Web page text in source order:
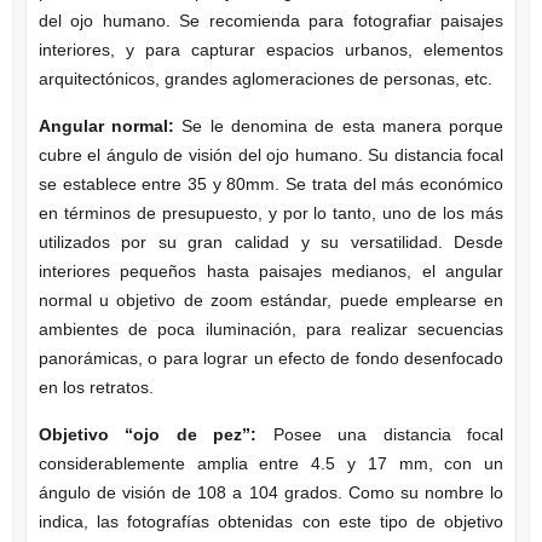
del ojo humano. Se recomienda para fotografiar paisajes
interiores, y para capturar espacios urbanos, elementos
arquitectónicos, grandes aglomeraciones de personas, etc.
Angular normal:Se le denomina de esta manera porque
cubre el ángulo de visión del ojo humano. Su distancia focal
se establece entre 35 y 80mm. Se trata del más económico
en términos de presupuesto, y por lo tanto, uno de los más
utilizados por su gran calidad y su versatilidad. Desde
interiores pequeños hasta paisajes medianos, el angular
normal u objetivo de zoom estándar, puede emplearse en
ambientes de poca iluminación, para realizar secuencias
panorámicas, o para lograr un efecto de fondo desenfocado
en los retratos.
Objetivo “ojo de pez”: Posee una distancia focal
considerablemente amplia entre 4.5 y 17 mm, con un
ángulo de visión de 108 a 104 grados. Como su nombre lo
indica, las fotografías obtenidas con este tipo de objetivo